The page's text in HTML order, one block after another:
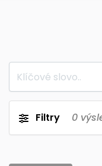
Zábřeh 0
Filtry 0